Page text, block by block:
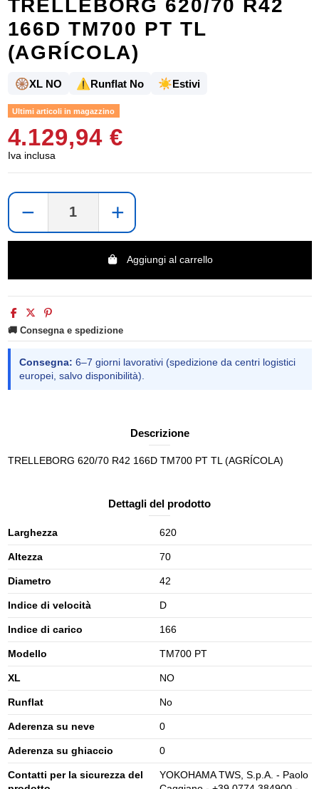
TRELLEBORG 620/70 R42
166D TM700 PT TL
(AGRÍCOLA)
🛞XL NO ⚠️Runflat No ☀️Estivi
Ultimi articoli in magazzino
4.129,94 €
Iva inclusa
− +
Aggiungi al carrello
🚚 Consegna e spedizione
Consegna: 6–7 giorni lavorativi (spedizione da centri logistici
europei, salvo disponibilità).
Descrizione
TRELLEBORG 620/70 R42 166D TM700 PT TL (AGRÍCOLA)
Dettagli del prodotto
Larghezza 620
Altezza 70
Diametro 42
Indice di velocità D
Indice di carico 166
Modello TM700 PT
XL NO
Runflat No
Aderenza su neve 0
Aderenza su ghiaccio 0
Contatti per la sicurezza del
YOKOHAMA TWS, S.p.A. - Paolo